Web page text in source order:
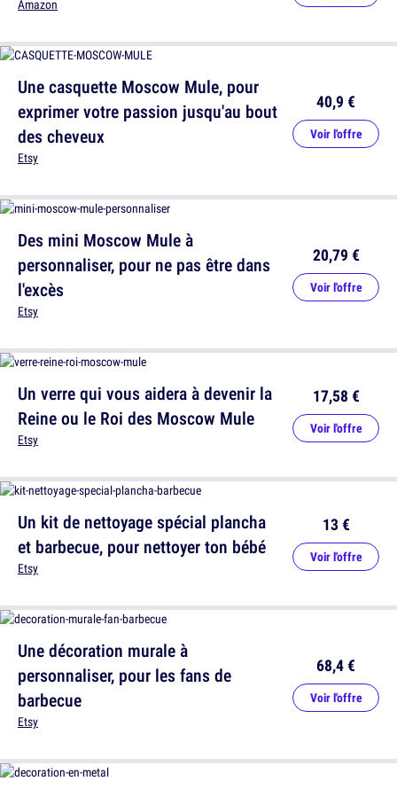
Amazon
Des mini Moscow Mule à
personnaliser, pour ne pas être dans
l'excès
Etsy
20,79 €
Voir l'offre
Un kit de nettoyage spécial plancha
et barbecue, pour nettoyer ton bébé
Etsy
13 €
Voir l'offre
Une casquette Moscow Mule, pour
exprimer votre passion jusqu'au bout
des cheveux
Etsy
40,9 €
Voir l'offre
Un verre qui vous aidera à devenir la
Reine ou le Roi des Moscow Mule
Etsy
17,58 €
Voir l'offre
Une décoration murale à
personnaliser, pour les fans de
barbecue
Etsy
68,4 €
Voir l'offre